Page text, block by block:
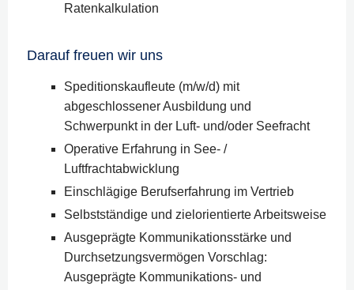
Ratenkalkulation
Darauf freuen wir uns
Speditionskaufleute (m/w/d) mit
abgeschlossener Ausbildung und
Schwerpunkt in der Luft- und/oder Seefracht
Operative Erfahrung in See- /
Luftfrachtabwicklung
Einschlägige Berufserfahrung im Vertrieb
Selbstständige und zielorientierte Arbeitsweise
Ausgeprägte Kommunikationsstärke und
Durchsetzungsvermögen Vorschlag:
Ausgeprägte Kommunikations- und